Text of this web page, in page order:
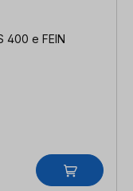
400 e FEIN